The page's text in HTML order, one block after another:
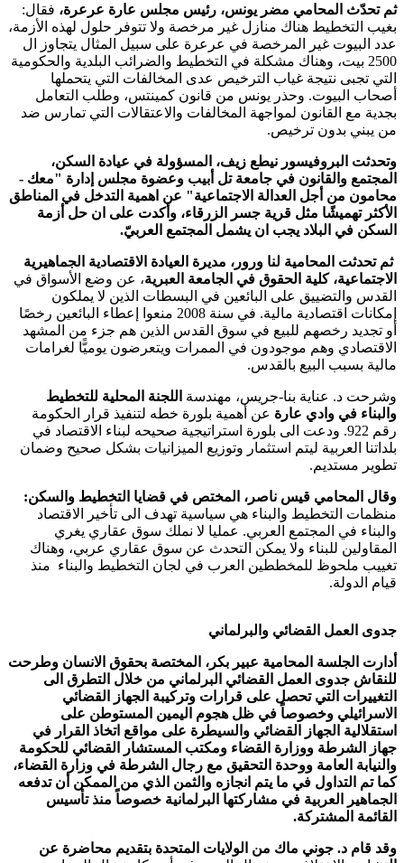
ثم تحدّث المحامي مضر يونس، رئيس مجلس عارة عرعرة، فقال:
بغيب التخطيط هناك منازل غير مرخصة ولا تتوفر حلول لهذه الأزمة،
عدد البيوت غير المرخصة في عرعرة على سبيل المثال يتجاوز ال
2500 بيت، وهناك مشكلة في التخطيط والضرائب البلدية والحكومية
التي تجبى نتيجة غياب الترخيص عدى المخالفات التي يتحملها
أصحاب البيوت. وحذر يونس من قانون كمينتس، وطلب التعامل
بجدية مع القانون لمواجهة المخالفات والاعتقالات التي تمارس ضد
من يبني بدون ترخيص.
وتحدثت البروفيسور نيطع زيف، المسؤولة في عيادة السكن،
المجتمع والقانون في جامعة تل أبيب وعضوة مجلس إدارة "معك -
محامون من أجل العدالة الاجتماعية" عن اهمية التدخل في المناطق
الأكثر تهميشًا مثل قرية جسر الزرقاء، وأكدت على ان حل أزمة
السكن في البلاد يجب ان يشمل المجتمع العربيّ.
ثم تحدثت المحامية لنا ورور، مديرة العيادة الاقتصادية الجماهيرية
الاجتماعية، كلية الحقوق في الجامعة العبرية، عن وضع الأسواق في
القدس والتضييق على البائعين في البسطات الذين لا يملكون
إمكانات اقتصادية مالية. في سنة 2008 منعوا إعطاء البائعين رخصًا
أو تجديد رخصهم للبيع في سوق القدس الذين هم جزء من المشهد
الاقتصادي وهم موجودون في الممرات ويتعرضون يوميًّا لغرامات
مالية بسبب البيع بالقدس.
وشرحت د. عناية بنا-جريس، مهندسة اللجنة المحلية للتخطيط
والبناء في وادي عارة عن أهمية بلورة خطه لتنفيذ قرار الحكومة
رقم 922. ودعت الى بلورة استراتيجية صحيحه لبناء الاقتصاد في
بلداتنا العربية ليتم استثمار وتوزيع الميزانيات بشكل صحيح وضمان
تطوير مستديم.
وقال المحامي قيس ناصر، المختص في قضايا التخطيط والسكن:
منظمات التخطيط والبناء هي سياسية تهدف الى تأخير الاقتصاد
والبناء في المجتمع العربي. عمليا لا نملك سوق عقاري يغري
المقاولين للبناء ولا يمكن التحدث عن سوق عقاري عربي، وهناك
تغييب ملحوظ للمخططين العرب في لجان التخطيط والبناء منذ
قيام الدولة.
جدوى العمل القضائي والبرلماني
أدارت الجلسة المحامية عبير بكر، المختصة بحقوق الانسان وطرحت
للنقاش جدوى العمل القضائي البرلماني من خلال التطرق الى
التغييرات التي تحصل على قرارات وتركيبة الجهاز القضائي
الاسرائيلي وخصوصاً في ظل هجوم اليمين المستوطن على
استقلالية الجهاز القضائي والسيطرة على مواقع اتخاذ القرار في
جهاز الشرطة ووزارة القضاء ومكتب المستشار القضائي للحكومة
والنيابة العامة ووحدة التحقيق مع رجال الشرطة في وزارة القضاء،
كما تم التداول في ما يتم انجازه والثمن الذي من الممكن أن تدفعه
الجماهير العربية في مشاركتها البرلمانية خصوصاً منذ تأسيس
القائمة المشتركة.
وقد قام د. جوني ماك من الولايات المتحدة بتقديم محاضرة عن